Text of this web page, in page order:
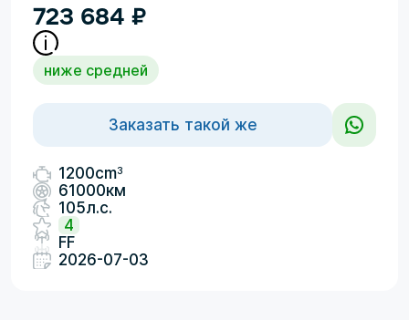
723 684 ₽
ниже средней
Заказать такой же
1200cm3
61000км
105л.с.
4
FF
2026-07-03